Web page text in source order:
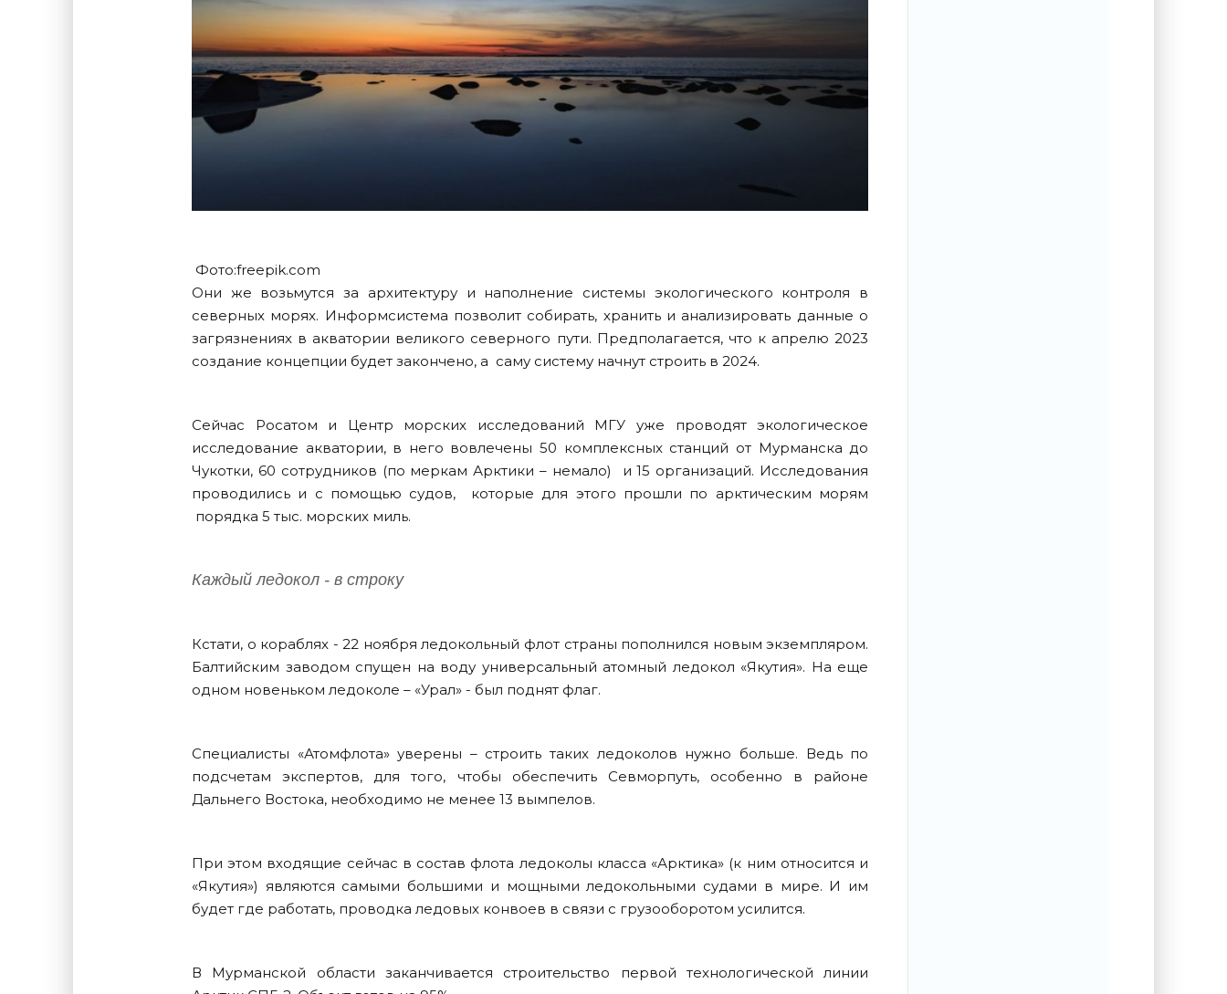
Фото:freepik.com
Они же возьмутся за архитектуру и наполнение системы экологического контроля в
северных морях. Информсистема позволит собирать, хранить и анализировать данные о
загрязнениях в акватории великого северного пути. Предполагается, что к апрелю 2023
создание концепции будет закончено, а саму систему начнут строить в 2024.
Сейчас Росатом и Центр морских исследований МГУ уже проводят экологическое
исследование акватории, в него вовлечены 50 комплексных станций от Мурманска до
Чукотки, 60 сотрудников (по меркам Арктики – немало) и 15 организаций. Исследования
проводились и с помощью судов, которые для этого прошли по арктическим морям
порядка 5 тыс. морских миль.
Каждый ледокол - в строку
Кстати, о кораблях - 22 ноября ледокольный флот страны пополнился новым экземпляром.
Балтийским заводом спущен на воду универсальный атомный ледокол «Якутия». На еще
одном новеньком ледоколе – «Урал» - был поднят флаг.
Специалисты «Атомфлота» уверены – строить таких ледоколов нужно больше. Ведь по
подсчетам экспертов, для того, чтобы обеспечить Севморпуть, особенно в районе
Дальнего Востока, необходимо не менее 13 вымпелов.
При этом входящие сейчас в состав флота ледоколы класса «Арктика» (к ним относится и
«Якутия») являются самыми большими и мощными ледокольными судами в мире. И им
будет где работать, проводка ледовых конвоев в связи с грузооборотом усилится.
В Мурманской области заканчивается строительство первой технологической линии